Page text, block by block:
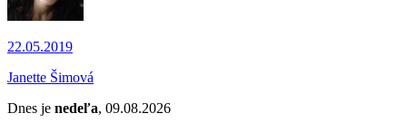
22.05.2019
Janette Šimová
Dnes je nedeľa, 09.08.2026